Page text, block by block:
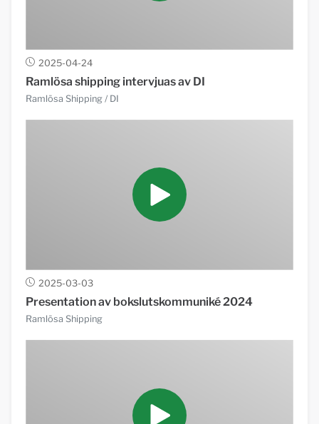
2025-04-24
Ramlösa shipping intervjuas av DI
Ramlösa Shipping / DI
2025-03-03
Presentation av bokslutskommuniké 2024
Ramlösa Shipping